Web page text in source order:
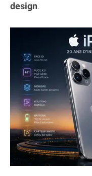
design.